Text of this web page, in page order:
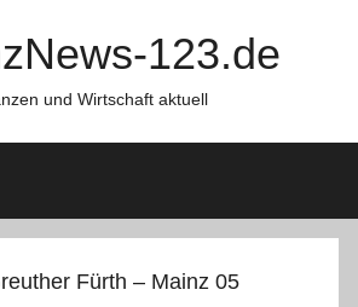
123.de
und Wirtschaft aktuell
Fürth – Mainz 05